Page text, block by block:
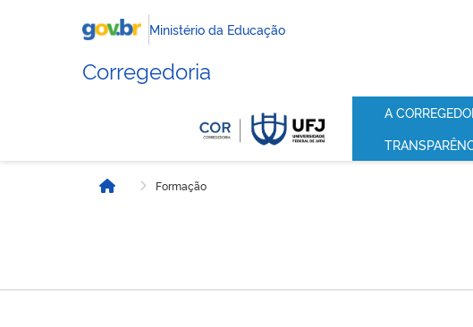
Ministério da Educação
Corregedoria
A
Início Formação